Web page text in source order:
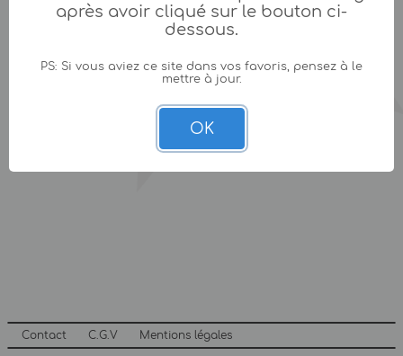
Contact C.G.V Mentions légales
après avoir cliqué sur le bouton ci-
dessous.
PS: Si vous aviez ce site dans vos favoris, pensez à le
mettre à jour.
OK